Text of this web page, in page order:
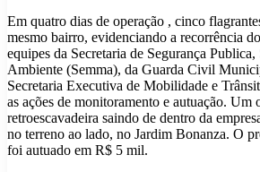
Em quatro dias de operação , cinco
mesmo bairro, evidenciando a recorrência
equipes da Secretaria de Segurança
Ambiente (Semma), da Guarda Civil
Secretaria Executiva de Mobilidade e
as ações de monitoramento e autuação. Um
retroescavadeira saindo de dentro da
no terreno ao lado, no Jardim Bonanza. O
foi autuado em R$ 5 mil.